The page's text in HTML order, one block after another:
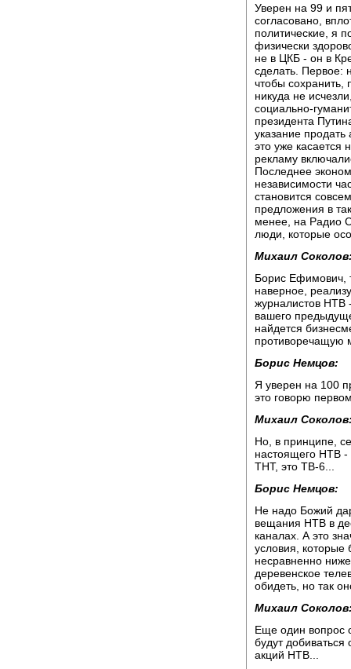
Уверен на 99 и
согласовано,
политические, я
физически
не в ЦКБ - он в
сделать. Первое:
чтобы
никуда не
социально-
президента
указание
это уже касается
рекламу
Последнее
независимости
становится
предложения в
менее, на Радио
люди, которые
Михаил
Борис Ефимович,
наверное,
журналистов НТВ
вашего
найдется
противоречащую
Борис Немцов:
Я уверен на 100
это говорю
Михаил
Но, в принципе,
настоящего НТВ -
ТНТ, это ТВ-6...
Борис Немцов:
Не надо Божий
вещания НТВ в
каналах. А это
условия,
несравненно
деревенское
обидеть, но так
Михаил
Еще один вопрос
будут
акций НТВ...